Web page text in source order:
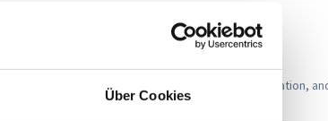
Über Cookies
hostname, telephony parameters, LDAP authentication,